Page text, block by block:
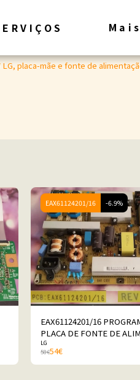
Mais
placa-mãe e fonte de
EAX61124201/16 -6.9%
EAX61124201/16
PLACA DE FONTE DE
PARA PARA POUR PER LG
ZA
LG
58€54€